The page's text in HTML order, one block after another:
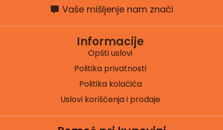
Vaše mišljenje nam znači
Informacije
Opšti uslovi
Politika privatnosti
Politika kolačića
Uslovi korišćenja i prodaje